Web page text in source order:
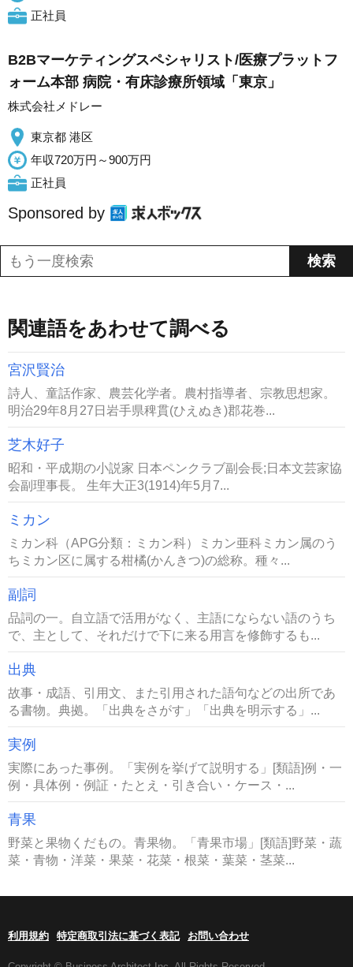
正社員
B2Bマーケティングスペシャリスト/医療プラットフ
ォーム本部 病院・有床診療所領域「東京」
株式会社メドレー
東京都 港区
年収720万円～900万円
正社員
Sponsored by
関連語をあわせて調べる
宮沢賢治
詩人、童話作家、農芸化学者。農村指導者、宗教思想家。
明治29年8月27日岩手県稗貫(ひえぬき)郡花巻...
芝木好子
昭和・平成期の小説家 日本ペンクラブ副会長;日本文芸家協
会副理事長。 生年大正3(1914)年5月7...
ミカン
ミカン科（APG分類：ミカン科）ミカン亜科ミカン属のう
ちミカン区に属する柑橘(かんきつ)の総称。種々...
副詞
品詞の一。自立語で活用がなく、主語にならない語のうち
で、主として、それだけで下に来る用言を修飾するも...
出典
故事・成語、引用文、また引用された語句などの出所であ
る書物。典拠。「出典をさがす」「出典を明示する」...
実例
実際にあった事例。「実例を挙げて説明する」[類語]例・一
例・具体例・例証・たとえ・引き合い・ケース・...
青果
野菜と果物くだもの。青果物。「青果市場」[類語]野菜・蔬
菜・青物・洋菜・果菜・花菜・根菜・葉菜・茎菜...
利用規約 特定商取引法に基づく表記 お問い合わせ